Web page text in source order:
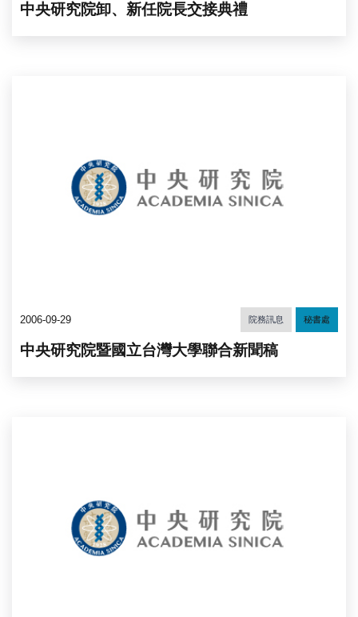
中央研究院卸、新任院長交接典禮
2006-09-29 院務訊息 秘書處
中央研究院暨國立台灣大學聯合新聞稿